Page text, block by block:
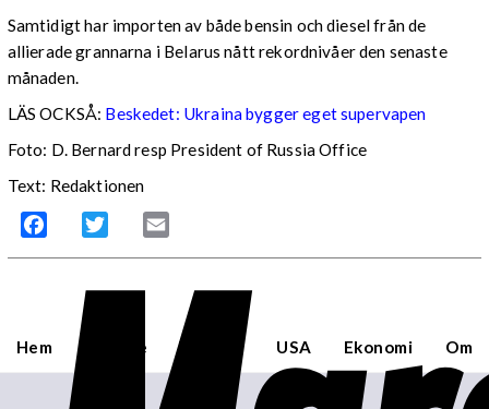
Samtidigt har importen av både bensin och diesel från de
allierade grannarna i Belarus nått rekordnivåer den senaste
månaden.
LÄS OCKSÅ: Beskedet: Ukraina bygger eget supervapen
Foto: D. Bernard resp President of Russia Office
Text: Redaktionen
Facebook Twitter
Hem Sverige Världen USA Ekonomi Om